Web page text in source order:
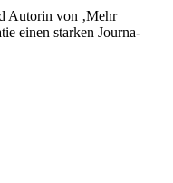
Autorin von ‚Mehr
einen starken Journa­